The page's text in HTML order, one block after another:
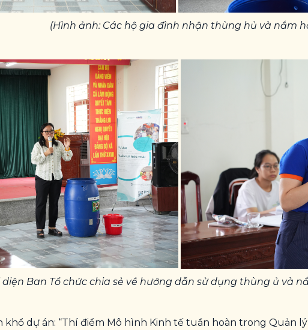
(Hình ảnh: Các hộ gia đình nhận thùng hủ và nắm
Ban Tổ chức chia sẻ về hướng dẫn sử dụng thùng ủ và
dự án: “Thí điểm Mô hình Kinh tế tuần hoàn trong Quản